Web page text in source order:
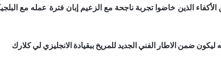
الذين خاضوا تجربة ناجحة مع الزعيم إبان فترة عمله مع
ضمن الاطار الفني الجديد للمريخ ببقيادة الانجليزي لي كلارك